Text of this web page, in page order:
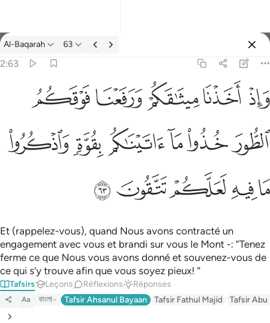
Tafsir: Al-Baqarah 2:63
Al-Baqarah 63
2:63
فوقكم الطور خذوا ما اتيناكم بقوة واذكروا ما فيه لعلكم تتقون ٦٣
ٱلطُّورَ خُذُوا۟ مَآ ءَاتَيْنَـٰكُم بِقُوَّةٍۢ وَٱذْكُرُوا۟ مَا فِيهِ لَعَلَّكُمْ تَتَّقُونَ ٦٣ﱚ ﱛﱜﱝﱞ
ﱟﱠﱡﱢ ﱣﱤ
ﱥﱦﱧﱨﱩ
Et (rappelez-vous), quand Nous avons contracté un
engagement avec vous et brandi sur vous le Mont -: “Tenez
ferme ce que Nous vous avons donné et souvenez-vous de
ce qui s’y trouve afin que vous soyez pieux! ”
Tafsirs Leçons Réflexions Réponses
Aa বাংলা Tafsir Ahsanul Bayaan Tafsir Fathul Majid Tafsir Abu